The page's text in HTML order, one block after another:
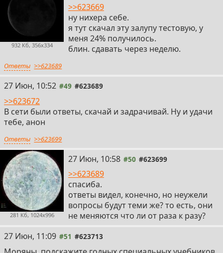
932 Кб, 356x334
>>623669
ну нихера себе.
я тут скачал эту залупу тестовую, у
меня 24% получилось.
блин. сдавать через неделю.
Ответы >>623689
27 Июн, 10:52 #49 #623689
>>623672
В сети были ответы, скачай и задрачивай. Ну и удачи
тебе, анон
Ответы >>623699
281 Кб, 1024x996
27 Июн, 10:58 #50 #623699
>>623689
спасиба.
ответы видел, конечно, но неужели
вопросы будут теми же? то есть, они
не меняются что ли от раза к разу?
27 Июн, 11:09 #51 #623713